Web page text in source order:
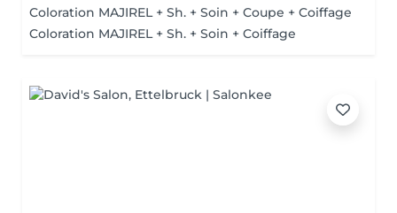
Coloration MAJIREL + Sh. + Soin + Coupe + Coiffage
Coloration MAJIREL + Sh. + Soin + Coiffage